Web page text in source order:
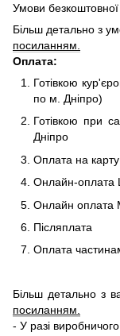
Умови
Більш детально з
посиланням.
Оплата:
Готівкою
по м. Дніпро)
Готівкою при
Дніпро
Оплата на
Онлайн-оплата
Онлайн оплата
Післяплата
Оплата
Більш детально з
посиланням.
- У разі